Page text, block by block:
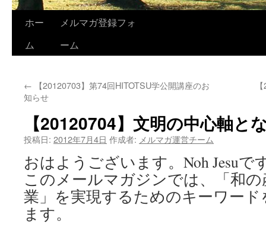
ホー
ム
メルマガ登録フォ
ーム
← 【20120703】第74回HITOTSU学公開講座のお
知らせ
【20120704】文明の中心軸と
投稿日: 2012年7月4日 作成者: メルマガ運営チーム
おはようございます。Noh Jesuで
このメールマガジンでは、「和
業」を実現するためのキーワー
ます。